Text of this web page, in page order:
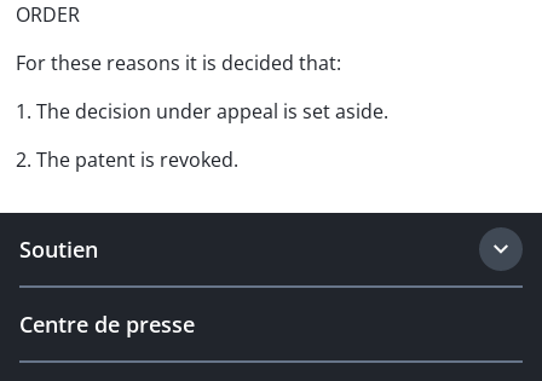
ORDER
For these reasons it is decided that:
1. The decision under appeal is set aside.
2. The patent is revoked.
Soutien
Centre de presse